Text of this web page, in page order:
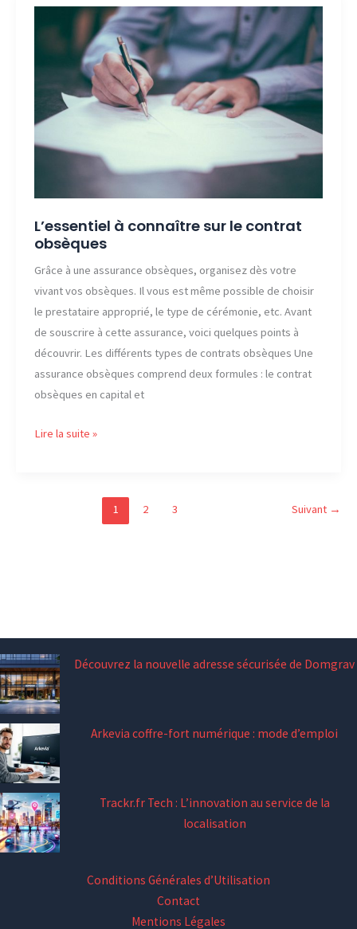
approprié
pour
enfant
L’essentiel à connaître sur le contrat
obsèques
Grâce à une assurance obsèques, organisez dès votre
vivant vos obsèques. Il vous est même possible de choisir
le prestataire approprié, le type de cérémonie, etc. Avant
de souscrire à cette assurance, voici quelques points à
découvrir. Les différents types de contrats obsèques Une
assurance obsèques comprend deux formules : le contrat
obsèques en capital et
L’essentiel
Lire la suite »
1 2 3 Suivant →
Découvrez la nouvelle adresse sécurisée de Domgrav
Arkevia coffre-fort numérique : mode d’emploi
Trackr.fr Tech : L’innovation au service de la
localisation
Conditions Générales d’Utilisation
Contact
Mentions Légales